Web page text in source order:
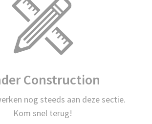
Construction
nog steeds aan deze sectie.
Kom snel terug!